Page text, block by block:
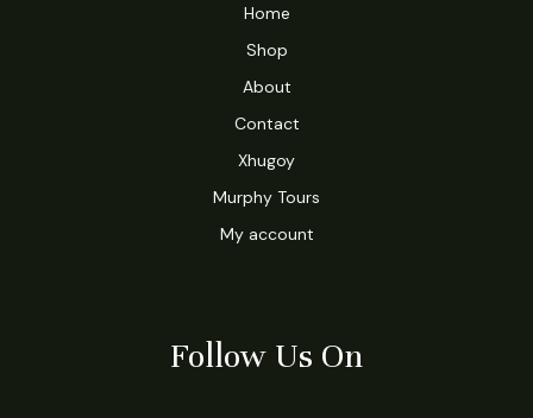
Home
Shop
About
Contact
Xhugoy
Murphy Tours
My account
Follow Us On